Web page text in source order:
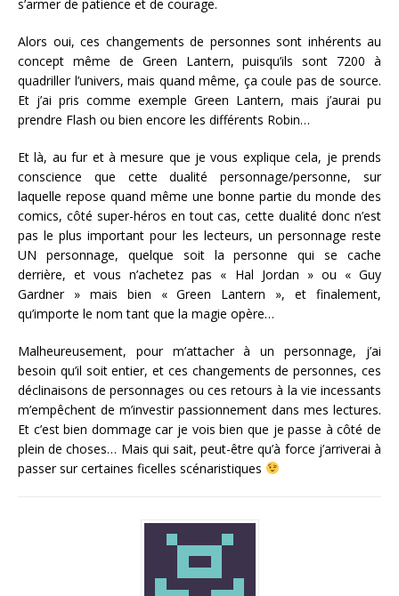
s’armer de patience et de courage.
Alors oui, ces changements de personnes sont inhérents au
concept même de Green Lantern, puisqu’ils sont 7200 à
quadriller l’univers, mais quand même, ça coule pas de source.
Et j’ai pris comme exemple Green Lantern, mais j’aurai pu
prendre Flash ou bien encore les différents Robin…
Et là, au fur et à mesure que je vous explique cela, je prends
conscience que cette dualité personnage/personne, sur
laquelle repose quand même une bonne partie du monde des
comics, côté super-héros en tout cas, cette dualité donc n’est
pas le plus important pour les lecteurs, un personnage reste
UN personnage, quelque soit la personne qui se cache
derrière, et vous n’achetez pas « Hal Jordan » ou « Guy
Gardner » mais bien « Green Lantern », et finalement,
qu’importe le nom tant que la magie opère…
Malheureusement, pour m’attacher à un personnage, j’ai
besoin qu’il soit entier, et ces changements de personnes, ces
déclinaisons de personnages ou ces retours à la vie incessants
m’empêchent de m’investir passionnement dans mes lectures.
Et c’est bien dommage car je vois bien que je passe à côté de
plein de choses… Mais qui sait, peut-être qu’à force j’arriverai à
passer sur certaines ficelles scénaristiques